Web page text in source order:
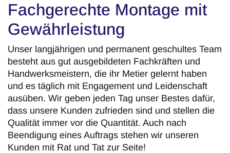
Fachgerechte Montage mit
Gewährleistung
Unser langjährigen und permanent geschultes Team
besteht aus gut ausgebildeten Fachkräften und
Handwerksmeistern, die ihr Metier gelernt haben
und es täglich mit Engagement und Leidenschaft
ausüben. Wir geben jeden Tag unser Bestes dafür,
dass unsere Kunden zufrieden sind und stellen die
Qualität immer vor die Quantität. Auch nach
Beendigung eines Auftrags stehen wir unseren
Kunden mit Rat und Tat zur Seite!